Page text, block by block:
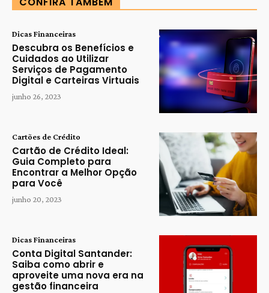
Dicas Financeiras
Descubra os Benefícios e
Cuidados ao Utilizar
Serviços de Pagamento
Digital e Carteiras Virtuais
junho 26, 2023
Cartões de Crédito
Cartão de Crédito Ideal:
Guia Completo para
Encontrar a Melhor Opção
para Você
junho 20, 2023
Dicas Financeiras
Conta Digital Santander:
Saiba como abrir e
aproveite uma nova era na
gestão financeira